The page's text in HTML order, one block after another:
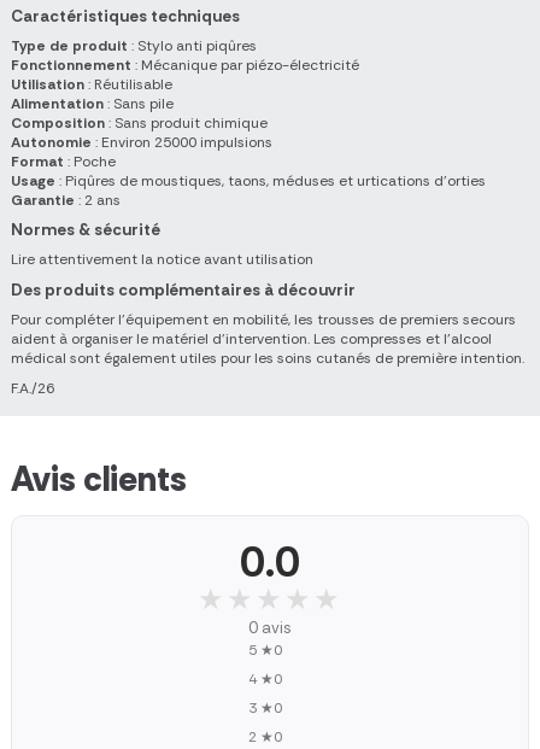
Caractéristiques techniques
Type de produit : Stylo anti piqûres
Fonctionnement : Mécanique par piézo-électricité
Utilisation: Réutilisable
Alimentation: Sans pile
Composition: Sans produit chimique
Autonomie : Environ 25000 impulsions
Format : Poche
Usage : Piqûres de moustiques, taons, méduses et urtications d'orties
Garantie : 2 ans
Normes & sécurité
Lire attentivement la notice avant utilisation
Des produits complémentaires à découvrir
Pour compléter l'équipement en mobilité, les trousses de premiers secours
aident à organiser le matériel d'intervention. Les compresses et l'alcool
médical sont également utiles pour les soins cutanés de première intention.
F.A./26
Avis clients
0.0
★★★★★
★★★★★
0 avis
5 ★0
4 ★0
3 ★0
2 ★0